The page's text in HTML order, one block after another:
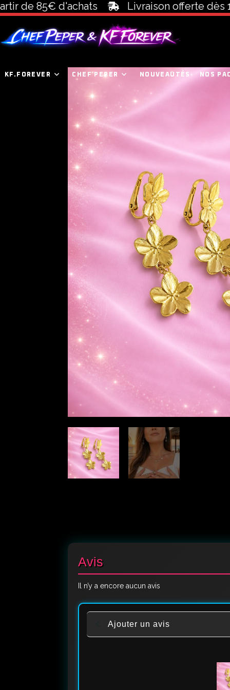
85€ d'achats Livraison offerte dès 100€
KF.FOREVER CHEF PEPER NOUVEAUTÉS NOS
Avis
Il n’y a encore aucun avis
Ajouter un avis